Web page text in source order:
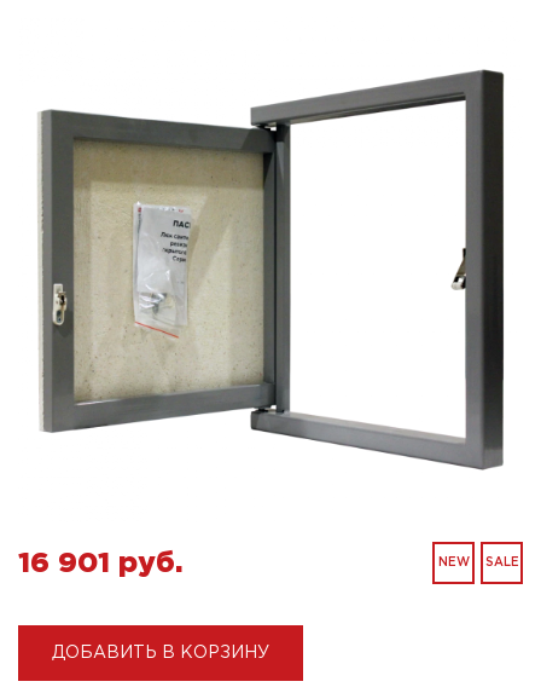
16 901 pуб. NEW SALE
ДОБАВИТЬ В КОРЗИНУ